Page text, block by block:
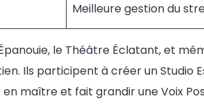
Meilleure gestion du
le Théâtre Éclatant, et
Ils participent à créer un Studio
maître et fait grandir une Voix